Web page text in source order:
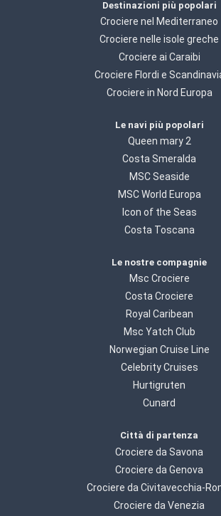
Destinazioni più popolari
Crociere nel Mediterraneo
Crociere nelle isole greche
Crociere ai Caraibi
Crociere Flordi e
Crociere in Nord Europa
Le navi più popolari
Queen mary 2
Costa Smeralda
MSC Seaside
MSC World Europa
Icon of the Seas
Costa Toscana
Le nostre compagnie
Msc Crociere
Costa Crociere
Royal Caribean
Msc Yatch Club
Norwegian Cruise Line
Celebrity Cruises
Hurtigruten
Cunard
Città di partenza
Crociere da Savona
Crociere da Genova
Crociere da Civitavecchia-
Crociere da Venezia